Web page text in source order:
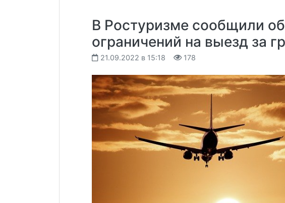
В Ростуризме сообщили об
ограничений на выезд за
21.09.2022 в 15:18 178